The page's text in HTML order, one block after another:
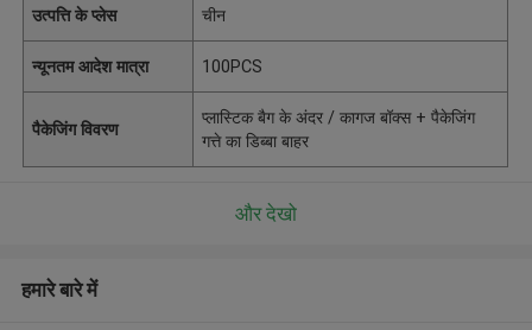
उत्पत्ति के प्लेस चीन
न्यूनतम आदेश मात्रा 100PCS
पैकेजिंग विवरण
प्लास्टिक बैग के अंदर / कागज बॉक्स + पैकेजिंग
गत्ते का डिब्बा बाहर
और देखो
हमारे बारे में